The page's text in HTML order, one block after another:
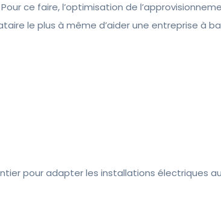
ce faire, l’optimisation de
le plus à même d’aider une entreprise à
pour adapter les installations électriques